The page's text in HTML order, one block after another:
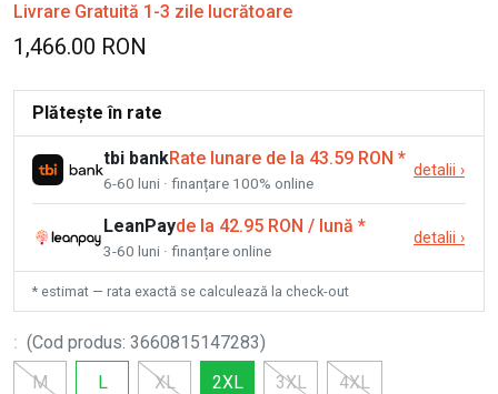
Livrare Gratuită 1-3 zile lucrătoare
1,466.00 RON
Plătește în rate
tbi bankRate lunare de la 43.59 RON *
6-60 luni · finanțare 100% online
detalii ›
LeanPayde la 42.95 RON / lună *
3-60 luni · finanțare online
detalii ›
* estimat — rata exactă se calculează la check-out
: (Cod produs: 3660815147283)
M
L XL 2XL 3XL 4XL